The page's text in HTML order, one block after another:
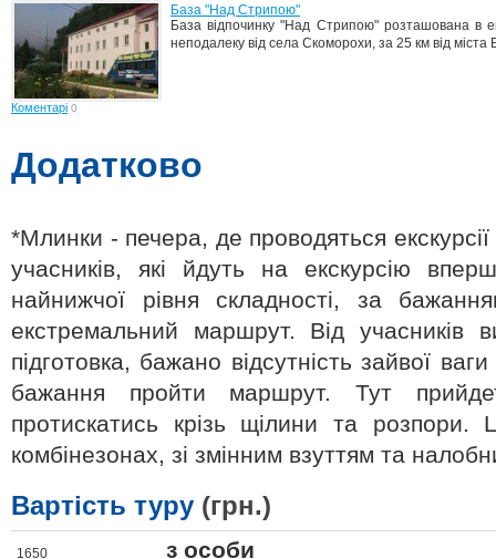
База "Над Стрипою"
База відпочинку "Над Стрипою" розташована в
неподалеку від села Скоморохи, за 25 км від міста
Коментарі 0
Додатково
*Млинки - печера, де проводяться
учасників, які йдуть на екскурсію
найнижчої рівня складності, за
екстремальний маршрут. Від учасників
підготовка, бажано відсутність зайвої
бажання пройти маршрут. Тут
протискатись крізь щілини та розпори.
комбінезонах, зі змінним взуттям та
Вартість туру (грн.)
1650 з особи